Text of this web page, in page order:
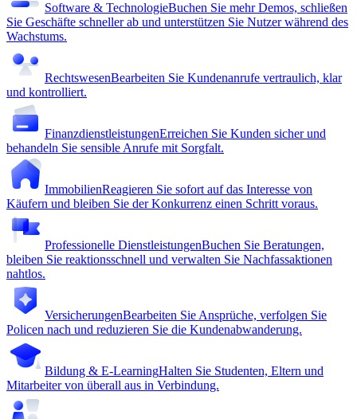
Software & TechnologieBuchen Sie mehr Demos, schließen
Sie Geschäfte schneller ab und unterstützen Sie Nutzer während des
Wachstums.
RechtswesenBearbeiten Sie Kundenanrufe vertraulich, klar
und kontrolliert.
FinanzdienstleistungenErreichen Sie Kunden sicher und
behandeln Sie sensible Anrufe mit Sorgfalt.
ImmobilienReagieren Sie sofort auf das Interesse von
Käufern und bleiben Sie der Konkurrenz einen Schritt voraus.
Professionelle DienstleistungenBuchen Sie Beratungen,
bleiben Sie reaktionsschnell und verwalten Sie Nachfassaktionen
nahtlos.
VersicherungenBearbeiten Sie Ansprüche, verfolgen Sie
Policen nach und reduzieren Sie die Kundenabwanderung.
Bildung & E-LearningHalten Sie Studenten, Eltern und
Mitarbeiter von überall aus in Verbindung.